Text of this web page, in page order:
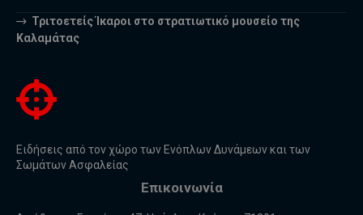
Τριτοετείς Ίκαροι στο στρατιωτικό μουσείο της
Καλαμάτας
Ειδήσεις από τον χώρο των Ενόπλων Δυνάμεων και των
Σωμάτων Ασφαλείας
Επικοινωνία